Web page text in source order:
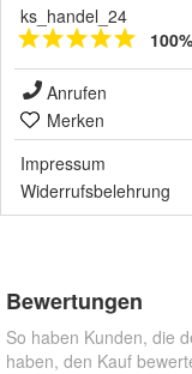
ks_handel_24
Anrufen
Merken
Impressum
Widerrufsbelehrung
Bewertungen
So haben Kunden, die
haben, den Kauf